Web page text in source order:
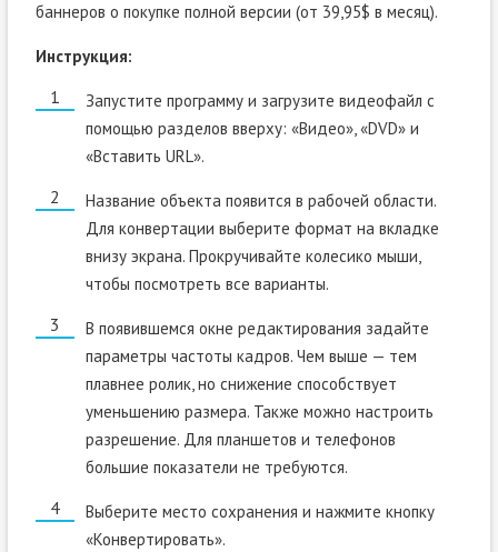
баннеров о покупке полной версии (от 39,95$ в месяц).
Инструкция:
Запустите программу и загрузите видеофайл с
помощью разделов вверху: «Видео», «DVD» и
«Вставить URL».
Название объекта появится в рабочей области.
Для конвертации выберите формат на вкладке
внизу экрана. Прокручивайте колесико мыши,
чтобы посмотреть все варианты.
В появившемся окне редактирования задайте
параметры частоты кадров. Чем выше — тем
плавнее ролик, но снижение способствует
уменьшению размера. Также можно настроить
разрешение. Для планшетов и телефонов
большие показатели не требуются.
Выберите место сохранения и нажмите кнопку
«Конвертировать».